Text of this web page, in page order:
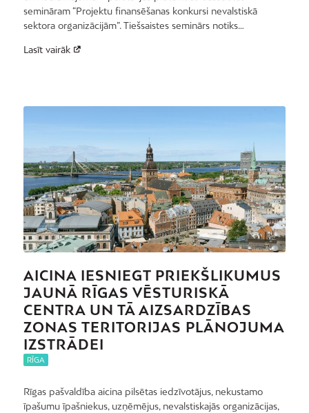
semināram “Projektu finansēšanas konkursi nevalstiskā
sektora organizācijām”. Tiešsaistes seminārs notiks…
Lasīt vairāk
AICINA IESNIEGT PRIEKŠLIKUMUS
JAUNĀ RĪGAS VĒSTURISKĀ
CENTRA UN TĀ AIZSARDZĪBAS
ZONAS TERITORIJAS PLĀNOJUMA
IZSTRĀDEI
RĪGA
Rīgas pašvaldība aicina pilsētas iedzīvotājus, nekustamo
īpašumu īpašniekus, uzņēmējus, nevalstiskajās organizācijas,